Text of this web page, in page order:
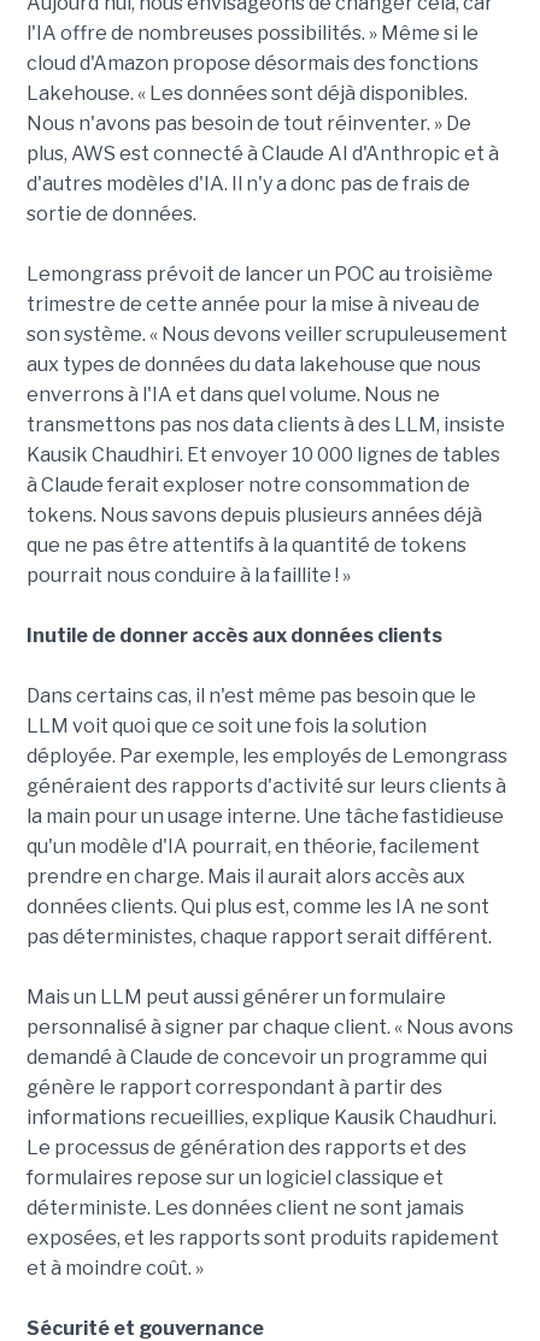
l'IA offre de nombreuses possibilités. » Même si le
cloud d'Amazon propose désormais des fonctions
Lakehouse. « Les données sont déjà disponibles.
Nous n'avons pas besoin de tout réinventer. » De
plus, AWS est connecté à Claude AI d'Anthropic et à
d'autres modèles d'IA. Il n'y a donc pas de frais de
sortie de données.
Lemongrass prévoit de lancer un POC au troisième
trimestre de cette année pour la mise à niveau de
son système. « Nous devons veiller scrupuleusement
aux types de données du data lakehouse que nous
enverrons à l'IA et dans quel volume. Nous ne
transmettons pas nos data clients à des LLM, insiste
Kausik Chaudhiri. Et envoyer 10 000 lignes de tables
à Claude ferait exploser notre consommation de
tokens. Nous savons depuis plusieurs années déjà
que ne pas être attentifs à la quantité de tokens
pourrait nous conduire à la faillite ! »
Inutile de donner accès aux données clients
Dans certains cas, il n'est même pas besoin que le
LLM voit quoi que ce soit une fois la solution
déployée. Par exemple, les employés de Lemongrass
généraient des rapports d'activité sur leurs clients à
la main pour un usage interne. Une tâche fastidieuse
qu'un modèle d'IA pourrait, en théorie, facilement
prendre en charge. Mais il aurait alors accès aux
données clients. Qui plus est, comme les IA ne sont
pas déterministes, chaque rapport serait différent.
Mais un LLM peut aussi générer un formulaire
personnalisé à signer par chaque client. « Nous avons
demandé à Claude de concevoir un programme qui
génère le rapport correspondant à partir des
informations recueillies, explique Kausik Chaudhuri.
Le processus de génération des rapports et des
formulaires repose sur un logiciel classique et
déterministe. Les données client ne sont jamais
exposées, et les rapports sont produits rapidement
et à moindre coût. »
Sécurité et gouvernance